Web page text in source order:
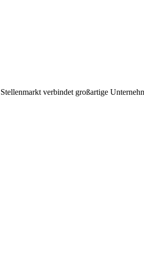
verbindet großartige